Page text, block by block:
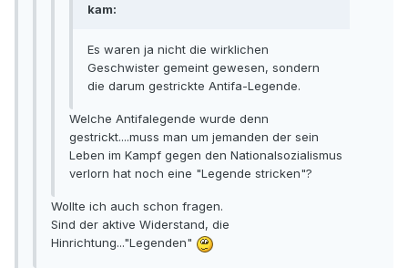
kam:
Es waren ja nicht die wirklichen
Geschwister gemeint gewesen, sondern
die darum gestrickte Antifa-Legende.
Welche Antifalegende wurde denn
gestrickt....muss man um jemanden der sein
Leben im Kampf gegen den Nationalsozialismus
verlorn hat noch eine "Legende stricken"?
Wollte ich auch schon fragen.
Sind der aktive Widerstand, die
Hinrichtung..."Legenden"